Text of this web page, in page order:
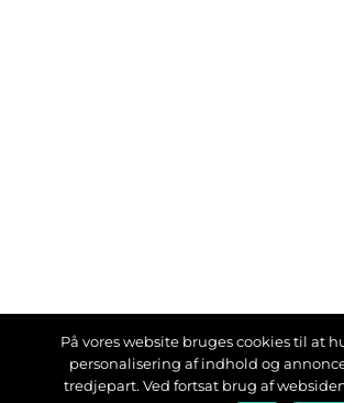
På vores website bruges cookies til at
personalisering af indhold og
tredjepart. Ved fortsat brug af